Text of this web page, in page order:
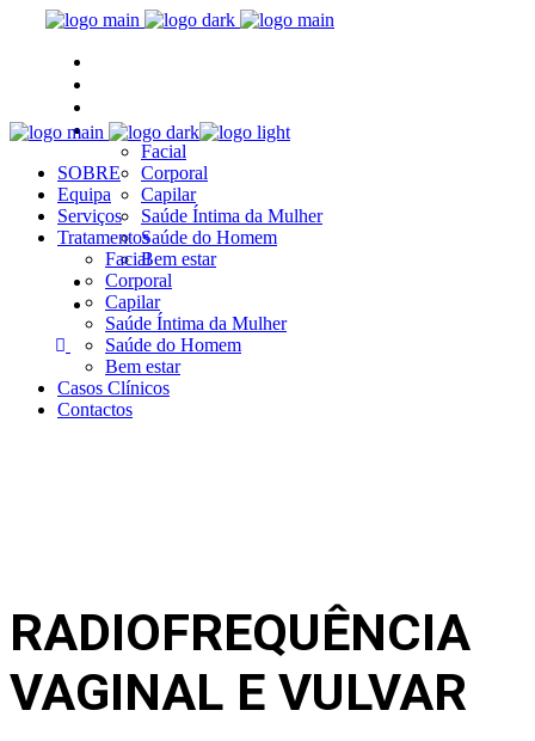
Tratamentos
Facial
Corporal
Capilar
Saúde Íntima da Mulher
Saúde do Homem
Bem estar
Casos Clínicos
Contactos
SOBRE
Equipa
Serviços
Tratamentos
Facial
Corporal
Capilar
Saúde Íntima da Mulher
Saúde do Homem
Bem estar
Casos Clínicos
Contactos
RADIOFREQUÊNCIA
VAGINAL E VULVAR